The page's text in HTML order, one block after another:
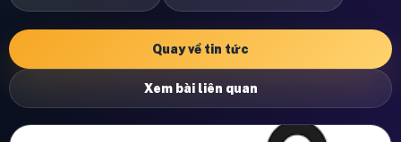
Quay về tin tức
Xem bài liên quan